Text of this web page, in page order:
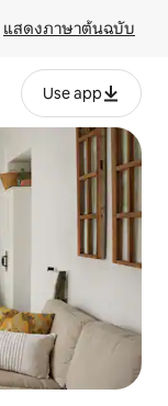
แสดงภาษาต้นฉบับ
Use app